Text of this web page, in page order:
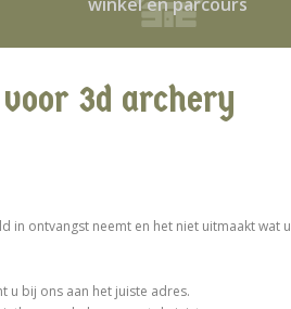
3d archery
in ontvangst neemt en het niet uitmaakt wat u
u bij ons aan het juiste adres.